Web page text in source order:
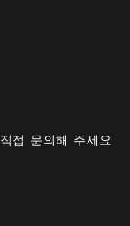
직접 문의해 주세요